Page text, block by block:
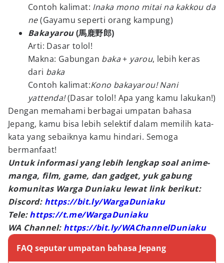
Contoh kalimat: Inaka mono mitai na kakkou da
ne(Gayamu seperti orang kampung)
Bakayarou(馬鹿野郎)
Arti: Dasar tolol!
Makna: Gabungan baka+ yarou, lebih keras
dari baka
Contoh kalimat:Kono bakayarou! Nani
yattenda!(Dasar tolol! Apa yang kamu lakukan!)
Dengan memahami berbagai umpatan bahasa
Jepang, kamu bisa lebih selektif dalam memilih kata-
kata yang sebaiknya kamu hindari. Semoga
bermanfaat!
Untuk informasi yang lebih lengkap soal anime-
manga, film, game, dan gadget, yuk gabung
komunitas Warga Duniaku lewat link berikut:
Discord: https://bit.ly/WargaDuniaku
Tele:https://t.me/WargaDuniaku
WA Channel: https://bit.ly/WAChannelDuniaku
FAQ seputar umpatan bahasa Jepang